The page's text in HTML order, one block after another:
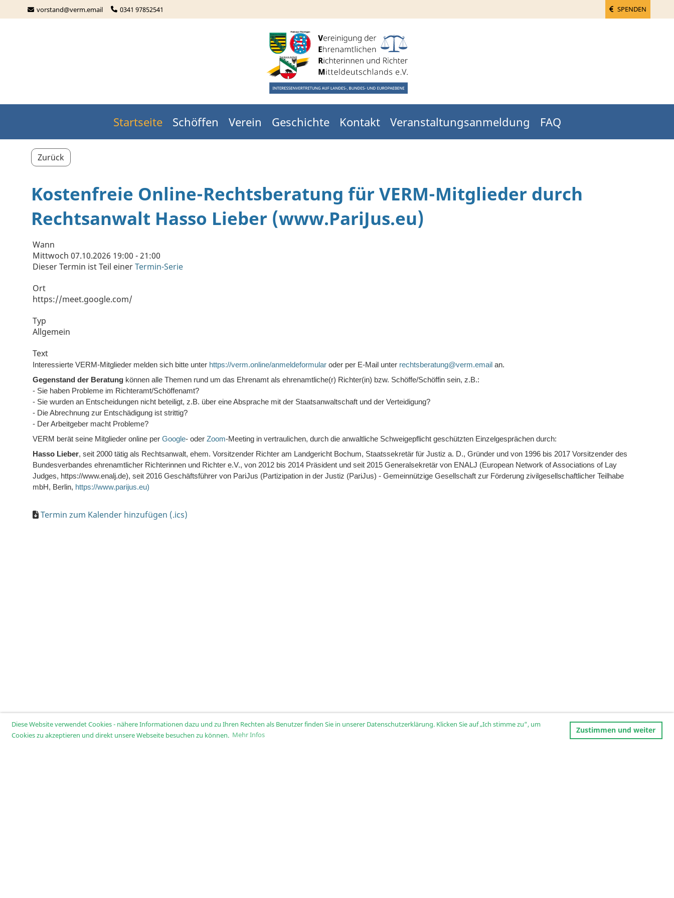
Diese Website verwendet Cookies - nähere Informationen dazu und zu Ihren Rechten als Benutzer finden Sie in unserer Datenschutzerklärung. Klicken Sie auf „Ich stimme zu“, um
Cookies zu akzeptieren und direkt unsere Webseite besuchen zu können. Mehr Infos Zustimmen und weiter
vorstand@verm.email 0341 97852541 SPENDEN
Startseite Schöffen Verein Geschichte Kontakt Veranstaltungsanmeldung FAQ
Zurück
Kostenfreie Online-Rechtsberatung für VERM-Mitglieder durch
Rechtsanwalt Hasso Lieber (www.PariJus.eu)
Wann
Mittwoch 07.10.2026 19:00 - 21:00
Dieser Termin ist Teil einerTermin-Serie
Ort
https://meet.google.com/
Typ
Allgemein
Text
Interessierte VERM-Mitglieder melden sich bitte unter https://verm.online/anmeldeformular oder per E-Mail unter rechtsberatung@verm.email an.
Gegenstand der Beratung können alle Themen rund um das Ehrenamt als ehrenamtliche(r) Richter(in) bzw. Schöffe/Schöffin sein, z.B.:
- Sie haben Probleme im Richteramt/Schöffenamt?
- Sie wurden an Entscheidungen nicht beteiligt, z.B. über eine Absprache mit der Staatsanwaltschaft und der Verteidigung?
- Die Abrechnung zur Entschädigung ist strittig?
- Der Arbeitgeber macht Probleme?
VERM berät seine Mitglieder online per Google- oder Zoom-Meeting in vertraulichen, durch die anwaltliche Schweigepflicht geschützten Einzelgesprächen durch:
Hasso Lieber, seit 2000 tätig als Rechtsanwalt, ehem. Vorsitzender Richter am Landgericht Bochum, Staatssekretär für Justiz a. D., Gründer und von 1996 bis 2017 Vorsitzender des
Bundesverbandes ehrenamtlicher Richterinnen und Richter e.V., von 2012 bis 2014 Präsident und seit 2015 Generalsekretär von ENALJ (European Network of Associations of Lay
Judges, https://www.enalj.de), seit 2016 Geschäftsführer von PariJus (Partizipation in der Justiz (PariJus) - Gemeinnützige Gesellschaft zur Förderung zivilgesellschaftlicher Teilhabe
mbH, Berlin, https://www.parijus.eu)
Termin zum Kalender hinzufügen (.ics)